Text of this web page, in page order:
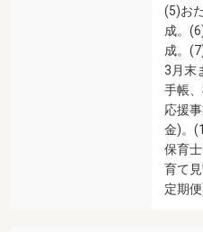
(5)お
成。
成。
3月末
手帳
応援
金)。
保育
育て
定期